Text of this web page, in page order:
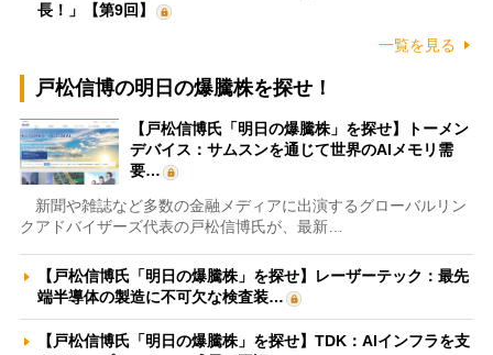
長！」【第9回】
一覧を見る
戸松信博の明日の爆騰株を探せ！
【戸松信博氏「明日の爆騰株」を探せ】トーメン
デバイス：サムスンを通じて世界のAIメモリ需
要…
新聞や雑誌など多数の金融メディアに出演するグローバルリン
クアドバイザーズ代表の戸松信博氏が、最新…
【戸松信博氏「明日の爆騰株」を探せ】レーザーテック：最先
端半導体の製造に不可欠な検査装…
【戸松信博氏「明日の爆騰株」を探せ】TDK：AIインフラを支